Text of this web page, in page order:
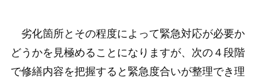
劣化箇所とその程度によって緊急対応が必要か
どうかを見極めることになりますが、次の４段階
で修繕内容を把握すると緊急度合いが整理でき理